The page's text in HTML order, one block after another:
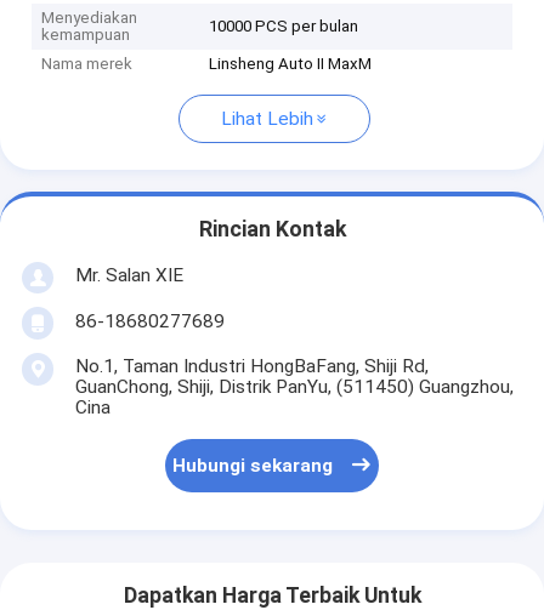
Menyediakan
kemampuan
10000 PCS per bulan
Nama merek Linsheng Auto II MaxM
Lihat Lebih
Rincian Kontak
Mr. Salan XIE
86-18680277689
No.1, Taman Industri HongBaFang, Shiji Rd,
GuanChong, Shiji, Distrik PanYu, (511450) Guangzhou,
Cina
Hubungi sekarang
Dapatkan Harga Terbaik Untuk